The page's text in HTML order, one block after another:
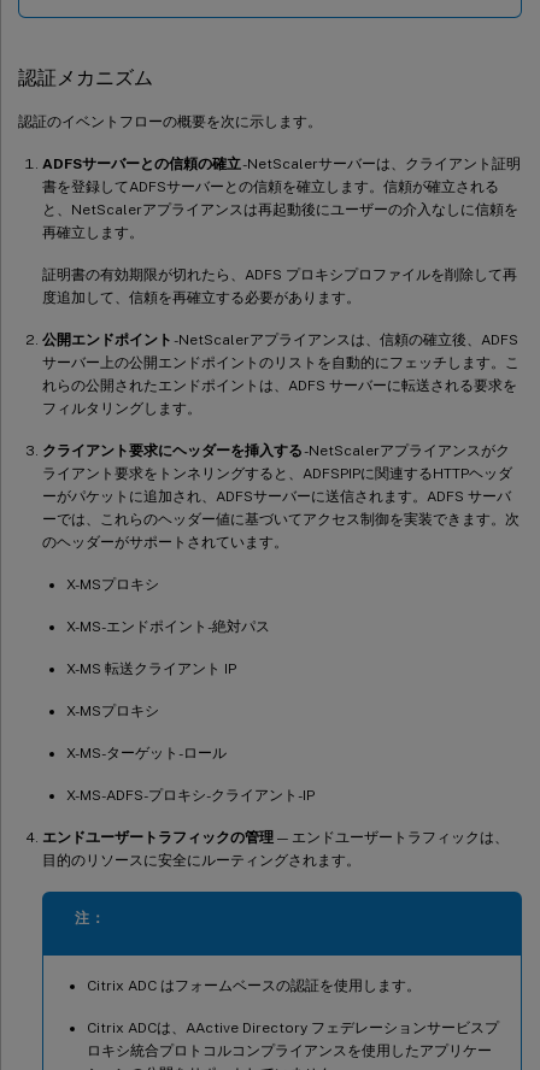
認証メカニズム
認証のイベントフローの概要を次に示します。
ADFSサーバーとの信頼の確立-NetScalerサーバーは、クライアント証明
書を登録してADFSサーバーとの信頼を確立します。信頼が確立される
と、NetScalerアプライアンスは再起動後にユーザーの介入なしに信頼を
再確立します。
証明書の有効期限が切れたら、ADFS プロキシプロファイルを削除して再
度追加して、信頼を再確立する必要があります。
公開エンドポイント -NetScalerアプライアンスは、信頼の確立後、ADFS
サーバー上の公開エンドポイントのリストを自動的にフェッチします。こ
れらの公開されたエンドポイントは、ADFS サーバーに転送される要求を
フィルタリングします。
クライアント要求にヘッダーを挿入する-NetScalerアプライアンスがク
ライアント要求をトンネリングすると、ADFSPIPに関連するHTTPヘッダ
ーがパケットに追加され、ADFSサーバーに送信されます。ADFS サーバ
ーでは、これらのヘッダー値に基づいてアクセス制御を実装できます。次
のヘッダーがサポートされています。
X-MSプロキシ
X-MS-エンドポイント-絶対パス
X-MS 転送クライアント IP
X-MSプロキシ
X-MS-ターゲット-ロール
X-MS-ADFS-プロキシ-クライアント-IP
エンドユーザートラフィックの管理 — エンドユーザートラフィックは、
目的のリソースに安全にルーティングされます。
注：
Citrix ADC はフォームベースの認証を使用します。
Citrix ADCは、AActive Directory フェデレーションサービスプ
ロキシ統合プロトコルコンプライアンスを使用したアプリケー